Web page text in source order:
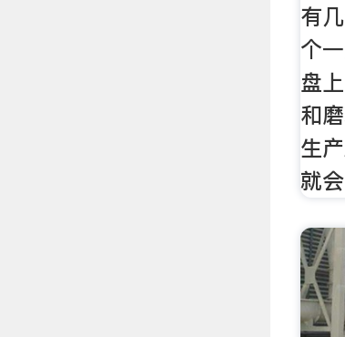
有
个
盘
和
生
就会